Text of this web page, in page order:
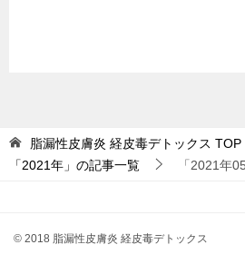
脂漏性皮膚炎 経皮毒デトックス TOP
「2021年」の記事一覧
「2021年
© 2018 脂漏性皮膚炎 経皮毒デトックス